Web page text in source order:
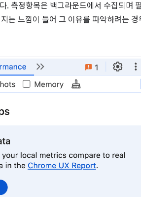
. 측정항목은 백그라운드에서 수집되며
는 느낌이 들어 그 이유를 파악하려는 경